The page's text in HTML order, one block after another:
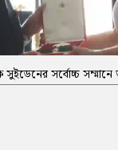
সুইডেনের সর্বোচ্চ